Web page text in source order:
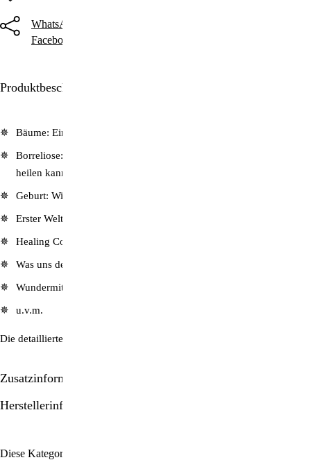
WhatsApp
Facebook
Produktbeschreibung
Bäume: Ein Schlüssel zum Schutz vor Elektrosmog!
Borreliose: Die Seuche aus dem Versuchslabor – und wie man sie
heilen kann
Geburt: Wie man die Seele des Kindes schützt
Erster Weltkrieg: Die Geschichte seiner wahren Gründe
Healing Code: Das Wunder der Selbstheilung
Was uns der Bienen-Engel über diese Wesen von der Venus lehrt
Wundermittel Apfelessig
u.v.m.
Die detaillierte Artikel-Übersicht finden Sie hier:
Zusatzinformationen/Details
Herstellerinformationen
Diese Kategorien durchstöbern: